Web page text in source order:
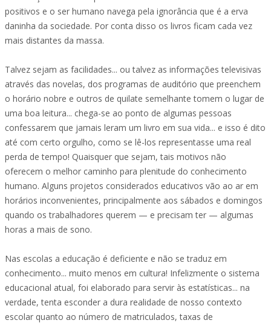
positivos e o ser humano navega pela ignorância que é a erva
daninha da sociedade. Por conta disso os livros ficam cada vez
mais distantes da massa.
Talvez sejam as facilidades... ou talvez as informações televisivas
através das novelas, dos programas de auditório que preenchem
o horário nobre e outros de quilate semelhante tomem o lugar de
uma boa leitura... chega-se ao ponto de algumas pessoas
confessarem que jamais leram um livro em sua vida... e isso é dito
até com certo orgulho, como se lê-los representasse uma real
perda de tempo! Quaisquer que sejam, tais motivos não
oferecem o melhor caminho para plenitude do conhecimento
humano. Alguns projetos considerados educativos vão ao ar em
horários inconvenientes, principalmente aos sábados e domingos
quando os trabalhadores querem — e precisam ter — algumas
horas a mais de sono.
Nas escolas a educação é deficiente e não se traduz em
conhecimento... muito menos em cultura! Infelizmente o sistema
educacional atual, foi elaborado para servir às estatísticas... na
verdade, tenta esconder a dura realidade de nosso contexto
escolar quanto ao número de matriculados, taxas de